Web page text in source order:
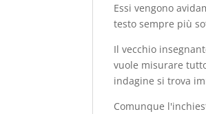
Essi vengono
testo sempre più
Il vecchio
vuole misurare
indagine si trova
Comunque